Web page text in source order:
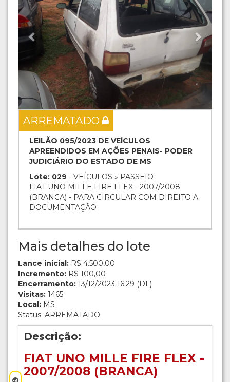
ARREMATADO
LEILÃO 095/2023 DE VEÍCULOS
APREENDIDOS EM AÇÕES PENAIS- PODER
JUDICIÁRIO DO ESTADO DE MS
Lote: 029 - VEÍCULOS » PASSEIO
FIAT UNO MILLE FIRE FLEX - 2007/2008
(BRANCA) - PARA CIRCULAR COM DIREITO A
DOCUMENTAÇÃO
Mais detalhes do lote
Lance inicial: R$ 4.500,00
Incremento: R$ 100,00
Encerramento: 13/12/2023 16:29 (DF)
Visitas: 1465
Local: MS
Status: ARREMATADO
Descrição:
FIAT UNO MILLE FIRE FLEX -
2007/2008 (BRANCA)